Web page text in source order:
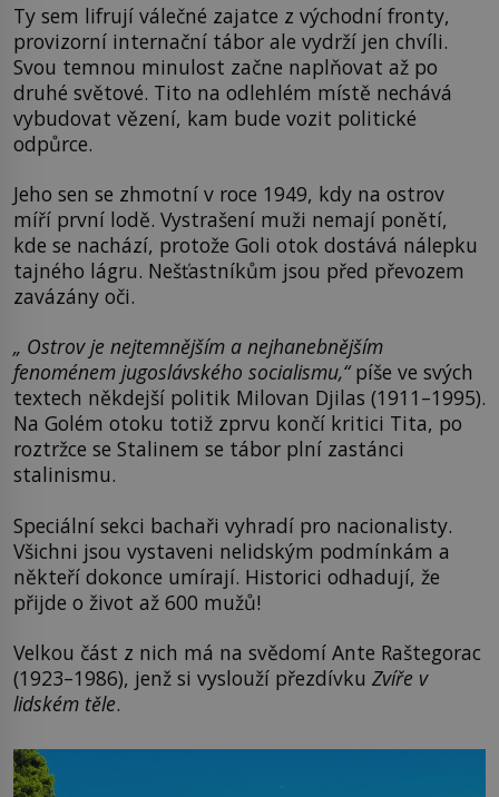
Ty sem lifrují válečné zajatce z východní fronty,
provizorní internační tábor ale vydrží jen chvíli.
Svou temnou minulost začne naplňovat až po
druhé světové. Tito na odlehlém místě nechává
vybudovat vězení, kam bude vozit politické
odpůrce.
Jeho sen se zhmotní v roce 1949, kdy na ostrov
míří první lodě. Vystrašení muži nemají ponětí,
kde se nachází, protože Goli otok dostává nálepku
tajného lágru. Nešťastníkům jsou před převozem
zavázány oči.
„ Ostrov je nejtemnějším a nejhanebnějším
fenoménem jugoslávského socialismu,“píše ve svých
textech někdejší politik Milovan Djilas (1911–1995).
Na Golém otoku totiž zprvu končí kritici Tita, po
roztržce se Stalinem se tábor plní zastánci
stalinismu.
Speciální sekci bachaři vyhradí pro nacionalisty.
Všichni jsou vystaveni nelidským podmínkám a
někteří dokonce umírají. Historici odhadují, že
přijde o život až 600 mužů!
Velkou část z nich má na svědomí Ante Raštegorac
(1923–1986), jenž si vyslouží přezdívku Zvíře v
lidském těle.